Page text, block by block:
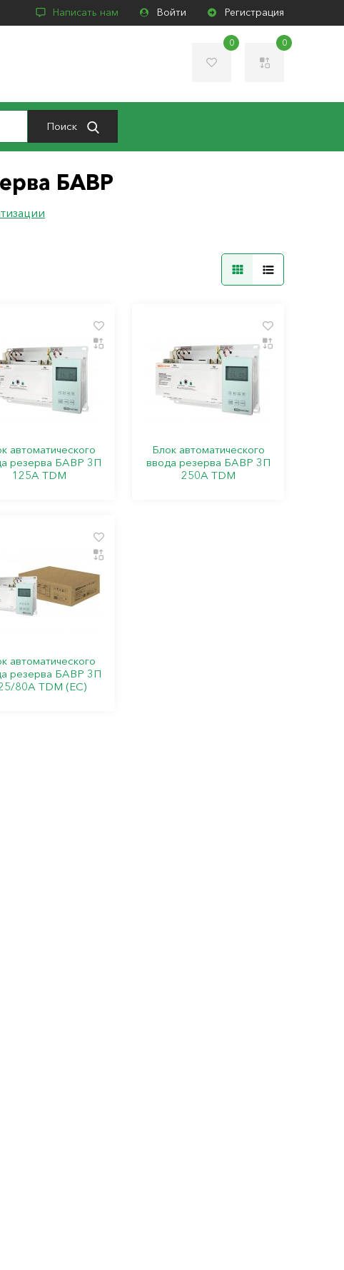
Написать нам Войти Регистрация
0 0
Поиск
БАВР
автоматического
резерва БАВР 3П
125А TDM
Блок автоматического
ввода резерва БАВР 3П
250А TDM
автоматического
резерва БАВР 3П
80А TDM (ЕС)